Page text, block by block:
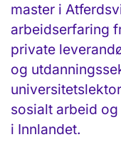
master i
arbeidserfaring
private
og
sosialt arbeid
i Innlandet.